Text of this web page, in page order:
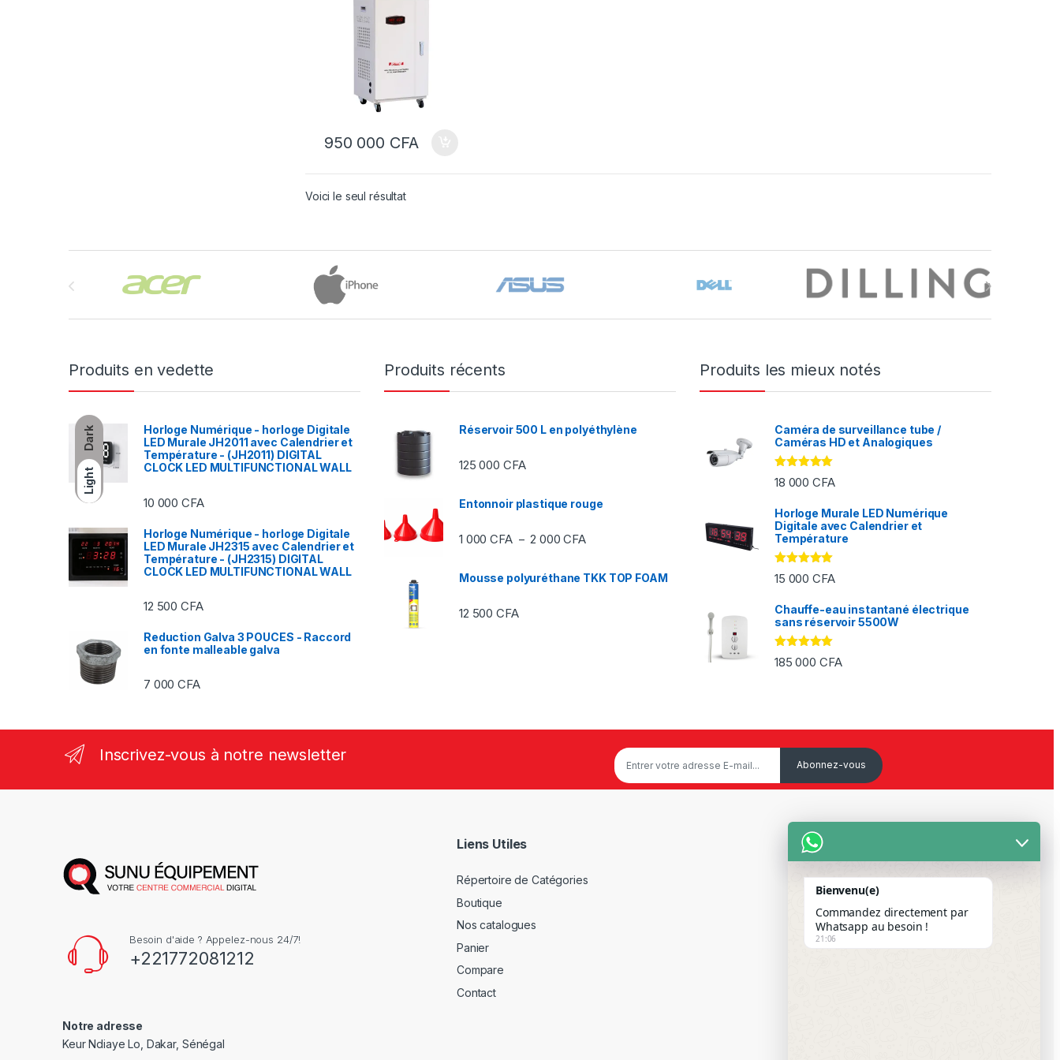
Dark
Light
affichage à cadran,
entrée 260…430 V,
sortie 380 V
950 000 CFA
Voici le seul résultat
Produits en vedette
Horloge Numérique - horloge Digitale
LED Murale JH2011 avec Calendrier et
Température - (JH2011) DIGITAL
CLOCK LED MULTIFUNCTIONAL WALL
10 000CFA
Horloge Numérique - horloge Digitale
LED Murale JH2315 avec Calendrier et
Température - (JH2315) DIGITAL
CLOCK LED MULTIFUNCTIONAL WALL
12 500CFA
Reduction Galva 3 POUCES - Raccord
en fonte malleable galva
7 000CFA
Produits récents
Réservoir 500 L en polyéthylène
125 000 CFA
Entonnoir plastique rouge
1 000CFA – 2 000CFAPlage de prix : 1 000 CFA à 2 000 CFA
Mousse polyuréthane TKK TOP FOAM
12 500CFA
Produits les mieux notés
Caméra de surveillance tube /
Caméras HD et Analogiques
Note5.00
sur 5
18 000CFA
Horloge Murale LED Numérique
Digitale avec Calendrier et
Température
Note5.00
sur 5
15 000CFA
Chauffe-eau instantané électrique
sans réservoir 5500W
Note5.00
sur 5
185 000 CFA
Inscrivez-vous à notre newsletter
Besoin d'aide ? Appelez-nous 24/7!
+221772081212
Notre adresse
Keur Ndiaye Lo, Dakar, Sénégal
Liens Utiles
Répertoire de Catégories
Boutique
Nos catalogues
Panier
Compare
Contact
Service Client
Mon Compte
Paiement Par Wave & Orange
Money
Bienvenu(e)
Commandez directement par
Whatsapp au besoin !
21:06